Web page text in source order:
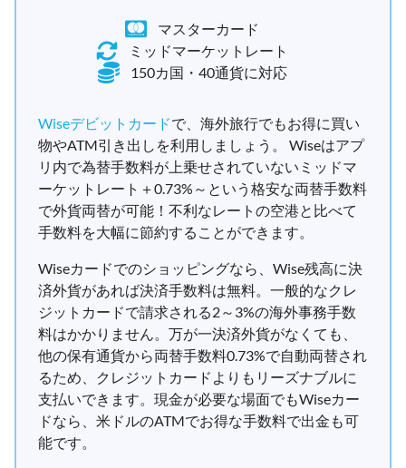
マスターカード
ミッドマーケットレート
150カ国・40通貨に対応
Wiseデビットカードで、海外旅行でもお得に買い
物やATM引き出しを利用しましょう。 Wiseはアプ
リ内で為替手数料が上乗せされていないミッドマ
ーケットレート＋0.73%～という格安な両替手数料
で外貨両替が可能！不利なレートの空港と比べて
手数料を大幅に節約することができます。
Wiseカードでのショッピングなら、Wise残高に決
済外貨があれば決済手数料は無料。一般的なクレ
ジットカードで請求される2～3%の海外事務手数
料はかかりません。万が一決済外貨がなくても、
他の保有通貨から両替手数料0.73%で自動両替され
るため、クレジットカードよりもリーズナブルに
支払いできます。現金が必要な場面でもWiseカー
ドなら、米ドルのATMでお得な手数料で出金も可
能です。